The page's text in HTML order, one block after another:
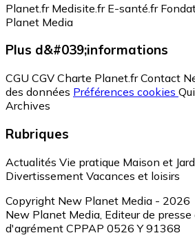
Planet.fr Medisite.fr E-santé.fr
Planet Media
Plus d&#039;informations
CGU CGV Charte Planet.fr Contact
des données Préférences cookies
Archives
Rubriques
Actualités Vie pratique Maison et
Divertissement Vacances et loisirs
Copyright New Planet Media - 2026
New Planet Media, Editeur de presse
d'agrément CPPAP 0526 Y 91368